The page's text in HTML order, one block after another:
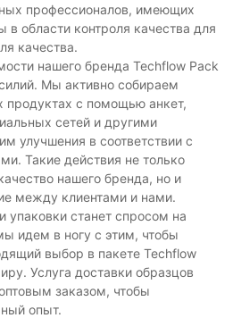
профессионалов, имеющих
в области контроля качества для
качества.
нашего бренда Techflow Pack
Мы активно собираем
продуктах с помощью анкет,
сетей и другими
улучшения в соответствии с
Такие действия не только
нашего бренда, но и
между клиентами и нами.
упаковки станет спросом на
идем в ногу с этим, чтобы
выбор в пакете Techflow
Услуга доставки образцов
заказом, чтобы
опыт.